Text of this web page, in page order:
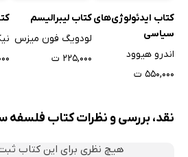
کتاب ایدئولوژی‌های
سیاسی
اندرو هیوود
۵۵۰,۰۰۰ ت
کتاب لیبرالیسم
لودویگ فون میزس
۲۲۵,۰۰۰ ت
نقد، بررسی و نظرات کتاب
هیچ نظری برای این کتاب